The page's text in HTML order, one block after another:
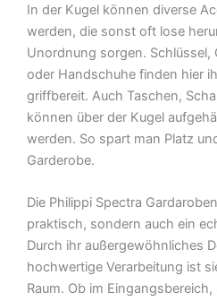
In der Kugel können diverse
werden, die sonst oft lose
Unordnung sorgen. Schlüssel,
oder Handschuhe finden hier
griffbereit. Auch Taschen,
können über der Kugel
werden. So spart man Platz
Garderobe.
Die Philippi Spectra
praktisch, sondern auch ein
Durch ihr außergewöhnliches
hochwertige Verarbeitung ist
Raum. Ob im